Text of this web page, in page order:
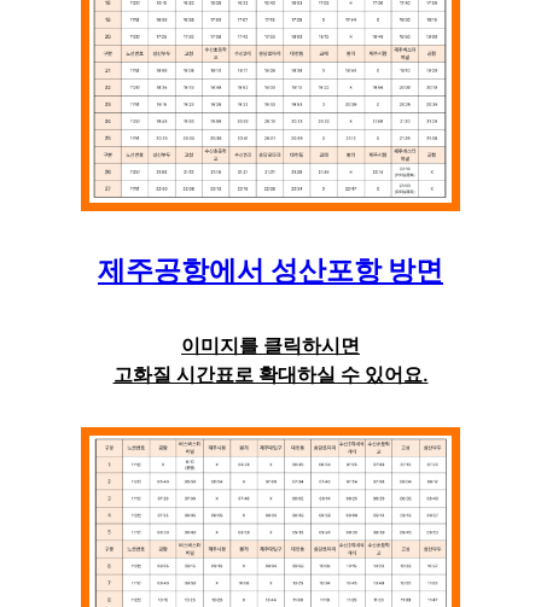
제주공항에서 성산포항방면
이미지를 클릭하시면
고화질 시간표로 확대하실 수 있어요.